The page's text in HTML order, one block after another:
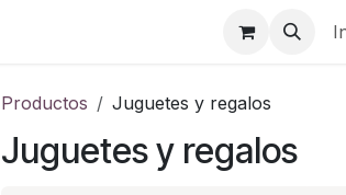
Productos Juguetes y regalos
Juguetes y regalos